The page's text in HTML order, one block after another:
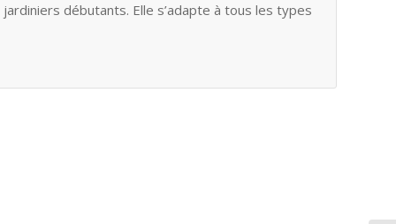
débutants. Elle s’adapte à tous les types